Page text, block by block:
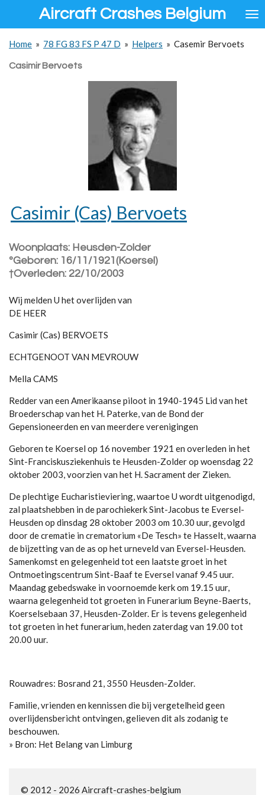
de
hoofdinhoud
Aircraft Crashes Belgium
Home » 78 FG 83 FS P 47 D » Helpers » Casemir Bervoets
Casimir Bervoets
Casimir (Cas) Bervoets
Woonplaats: Heusden-Zolder
ºGeboren: 16/11/1921(Koersel)
†Overleden: 22/10/2003
Wij melden U het overlijden van
DE HEER
Casimir (Cas) BERVOETS
ECHTGENOOT VAN MEVROUW
Mella CAMS
Redder van een Amerikaanse piloot in 1940-1945 Lid van het
Broederschap van het H. Paterke, van de Bond der
Gepensioneerden en van meerdere verenigingen
Geboren te Koersel op 16 november 1921 en overleden in het
Sint-Franciskusziekenhuis te Heusden-Zolder op woensdag 22
oktober 2003, voorzien van het H. Sacrament der Zieken.
De plechtige Eucharistieviering, waartoe U wordt uitgenodigd,
zal plaatshebben in de parochiekerk Sint-Jacobus te Eversel-
Heusden op dinsdag 28 oktober 2003 om 10.30 uur, gevolgd
door de crematie in crematorium «De Tesch» te Hasselt, waarna
de bijzetting van de as op het urneveld van Eversel-Heusden.
Samenkomst en gelegenheid tot een laatste groet in het
Ontmoetingscentrum Sint-Baaf te Eversel vanaf 9.45 uur.
Maandag gebedswake in voornoemde kerk om 19.15 uur,
waarna gelegenheid tot groeten in Funerarium Beyne-Baerts,
Koerselsebaan 37, Heusden-Zolder. Er is tevens gelegenheid
tot groeten in het funerarium, heden zaterdag van 19.00 tot
20.00 uur.
Rouwadres: Bosrand 21, 3550 Heusden-Zolder.
Familie, vrienden en kennissen die bij vergetelheid geen
overlijdensbericht ontvingen, gelieven dit als zodanig te
beschouwen.
» Bron: Het Belang van Limburg
© 2012 - 2026 Aircraft-crashes-belgium